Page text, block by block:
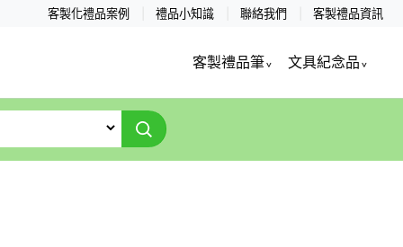
客製化禮品案例 禮品小知識 聯絡我們 客製禮品資訊
客製禮品筆 文具紀念品